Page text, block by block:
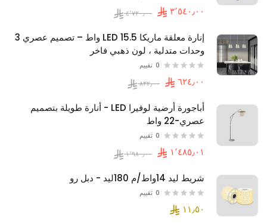
إنارة معلقة ماريكا LED 15.5 واط – تصميم عصري 3
وحدات متدلية ، لون ذهبي فاخر
0 تقييم
أباجورة أرضية لوفيرا LED - أنارة طويلة بتصميم
عصري-22 واط
0 تقييم
شريط ليد 14واط/م 180ليد - دبل رو
0 تقييم